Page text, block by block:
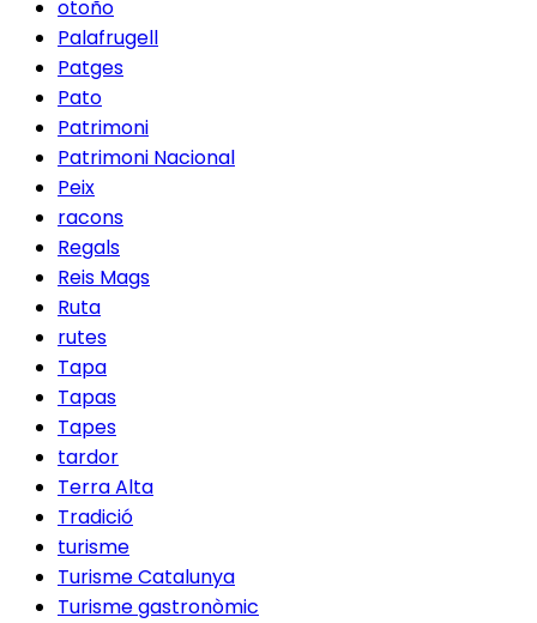
otoño
Palafrugell
Patges
Pato
Patrimoni
Patrimoni Nacional
Peix
racons
Regals
Reis Mags
Ruta
rutes
Tapa
Tapas
Tapes
tardor
Terra Alta
Tradició
turisme
Turisme Catalunya
Turisme gastronòmic